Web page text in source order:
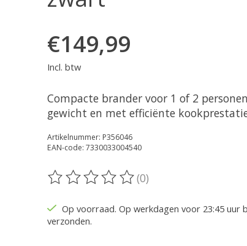
€149,99
Incl. btw
Compacte brander voor 1 of 2
gewicht en met efficiënte
Artikelnummer: P356046
EAN-code: 7330033004540
De beoordeling van dit product is
(0)
Op voorraad. Op werkdagen voor 23:45 uur
verzonden.